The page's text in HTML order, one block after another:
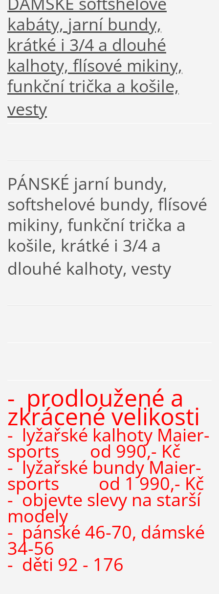
kabáty, jarní bundy,
krátké i 3/4 a dlouhé
kalhoty, flísové mikiny,
funkční trička a košile,
vesty
PÁNSKÉ jarní bundy,
softshelové bundy, flísové
mikiny, funkční trička a
košile, krátké i 3/4 a
dlouhé kalhoty, vesty
- prodloužené a
zkrácené velikosti
- lyžařské kalhoty Maier-
sports od 990,- Kč
- lyžařské bundy Maier-
sports od 1 990,- Kč
- objevte slevy na starší
modely
- pánské 46-70, dámské
34-56
- děti 92 - 176